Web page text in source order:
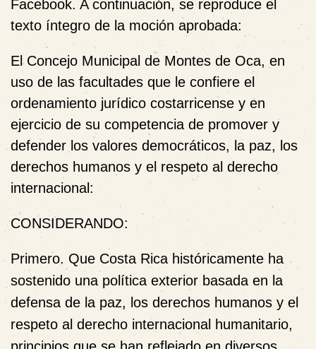
Facebook. A continuación, se reproduce el
texto íntegro de la moción aprobada:
El Concejo Municipal de Montes de Oca, en
uso de las facultades que le confiere el
ordenamiento jurídico costarricense y en
ejercicio de su competencia de promover y
defender los valores democráticos, la paz, los
derechos humanos y el respeto al derecho
internacional:
CONSIDERANDO:
Primero. Que Costa Rica históricamente ha
sostenido una política exterior basada en la
defensa de la paz, los derechos humanos y el
respeto al derecho internacional humanitario,